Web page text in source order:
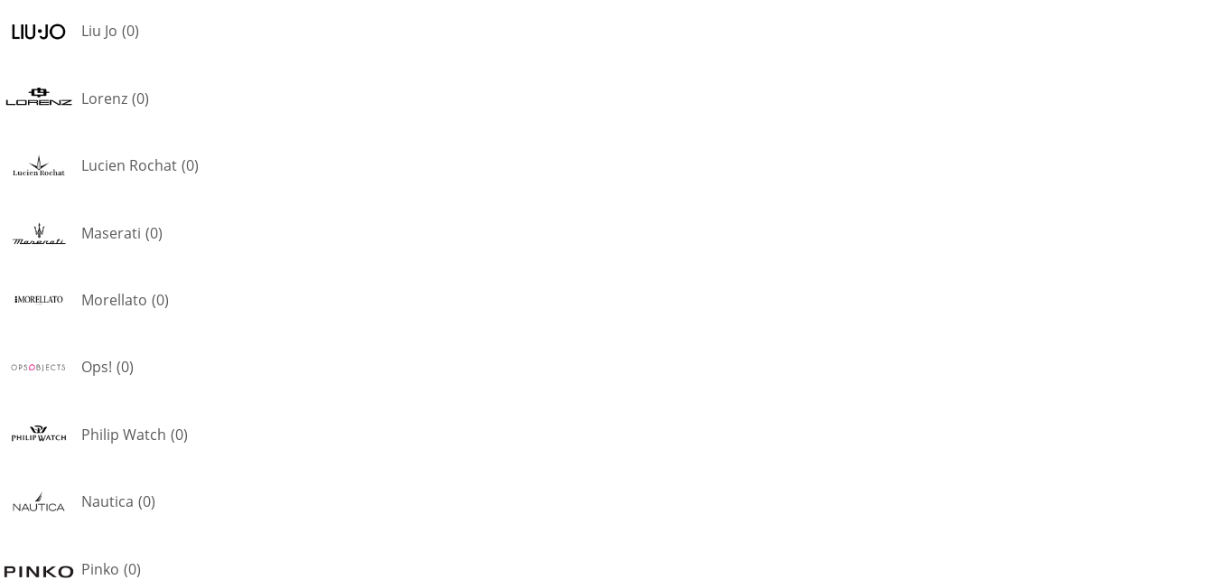
Liu Jo (0)
Lorenz (0)
Lucien Rochat (0)
Maserati (0)
Morellato (0)
Ops! (0)
Philip Watch (0)
Nautica (0)
Pinko (0)